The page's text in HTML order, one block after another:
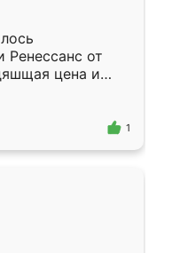
Ренессанс от
цена и
Приехавший
самый
1